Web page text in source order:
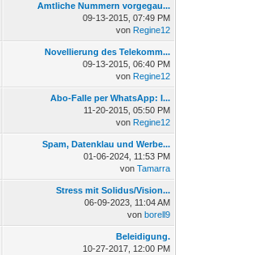
Amtliche Nummern vorgegau...
09-13-2015, 07:49 PM
von Regine12
Novellierung des Telekomm...
09-13-2015, 06:40 PM
von Regine12
Abo-Falle per WhatsApp: I...
11-20-2015, 05:50 PM
von Regine12
Spam, Datenklau und Werbe...
01-06-2024, 11:53 PM
vonTamarra
Stress mit Solidus/Vision...
06-09-2023, 11:04 AM
vonborell9
Beleidigung.
10-27-2017, 12:00 PM